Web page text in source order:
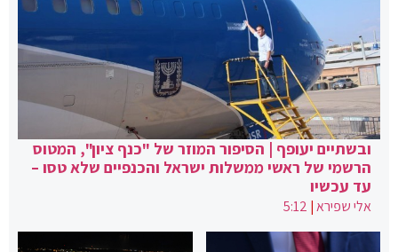
ובשתיים יעופף | הסיפור המוזר של "כנף ציון", המטוס
הרשמי של ראשי ממשלות ישראל והכנפיים שלא טסו –
עד עכשיו
אלי שפירא|
5:12